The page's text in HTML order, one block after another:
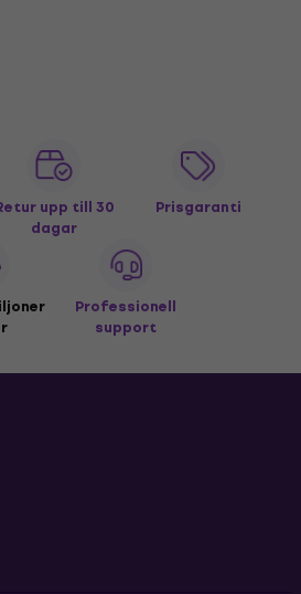
upp till 30
dagar
Prisgaranti
Professionell
support